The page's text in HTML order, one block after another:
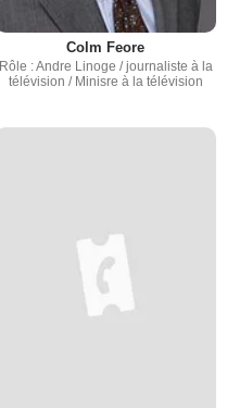
Colm Feore
Rôle : Andre Linoge / journaliste à la
télévision / Minisre à la télévision